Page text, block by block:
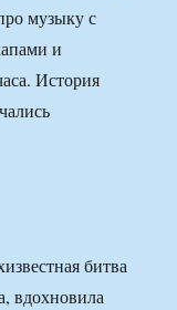
музыку с
и
История
битва
вдохновила